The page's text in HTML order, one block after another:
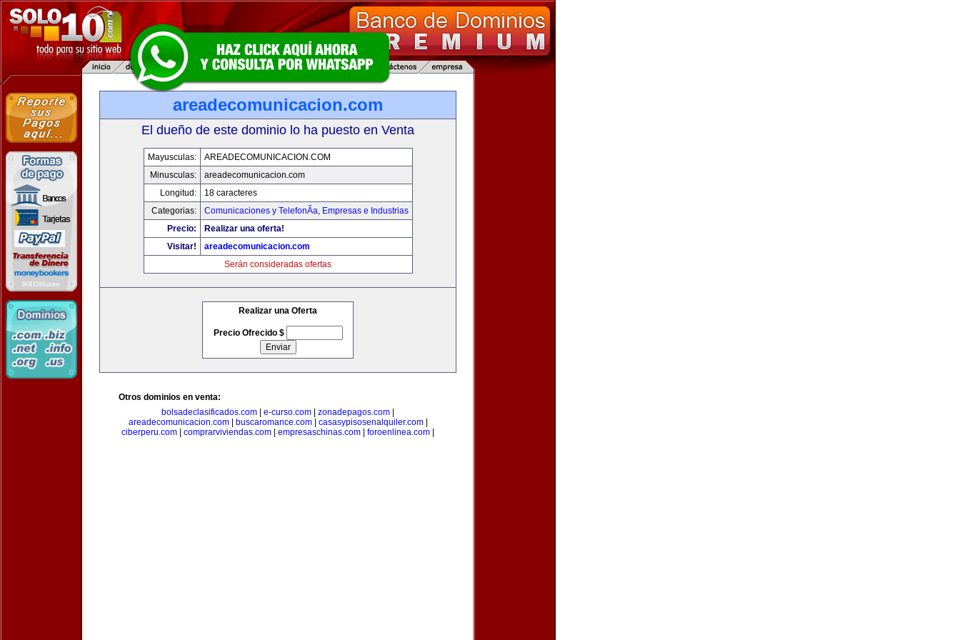
areadecomunicacion.com
El dueño de este dominio lo ha puesto en Venta
Mayusculas:
AREADECOMUNICACION.COM
Minusculas:
areadecomunicacion.com
Longitud:
18 caracteres
Categorias:
Comunicaciones y TelefonÃ­a, Empresas e Industrias
Precio:
Realizar una oferta!
Visitar!
areadecomunicacion.com
Serán consideradas ofertas
Realizar una Oferta
Precio Ofrecido $
Otros dominios en venta:
bolsadeclasificados.com
e-curso.com zonadepagos.com
areadecomunicacion.com| buscaromance.com| casasypisosenalquiler.com|
ciberperu.com
comprarviviendas.com empresaschinas.com foroenlinea.com